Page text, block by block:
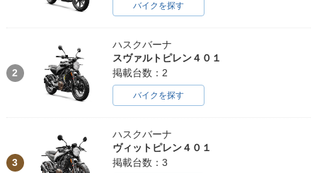
バイクを探す
2
ハスクバーナ
スヴァルトピレン４０１
掲載台数：2
バイクを探す
3
ハスクバーナ
ヴィットピレン４０１
掲載台数：3